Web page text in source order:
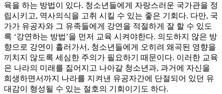
육을 하는 방법이 있다. 청소년들에게 자랑스러운 국가관을 정
립시키고, 역사의식을 고취 시킬 수 있는 좋은 기회다. 다만, 국
가가 유공자와 그 유족들에게 강연을 적절하게 잘 할 수 있도
록 ‘강연하는 방법’을 먼저 교육 시켜야한다. 의도하지 않은 방
향으로 강연이 흘러가서, 청소년들에게 오히려 왜곡된 영향을
끼치지 않도록 세심한 주의가 필요하기 때문이다. 이러한 교육
은 나라의 미래를 짊어지고 나아갈 청소년과, 과거에 자신을
희생하면서까지 나라를 지켜낸 유공자간에 단절되어 있던 유
대감이 형성될 수 있는 절호의 기회이기도 하다.